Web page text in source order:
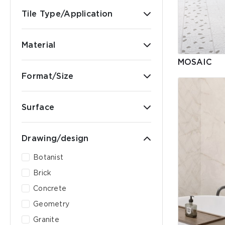
Tile Type/Application
Material
Format/Size
Surface
Drawing/design
Botanist
Brick
Concrete
Geometry
Granite
MOSAIC